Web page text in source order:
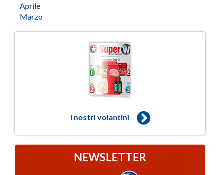
Aprile
Marzo
I nostri volantini
NEWSLETTER